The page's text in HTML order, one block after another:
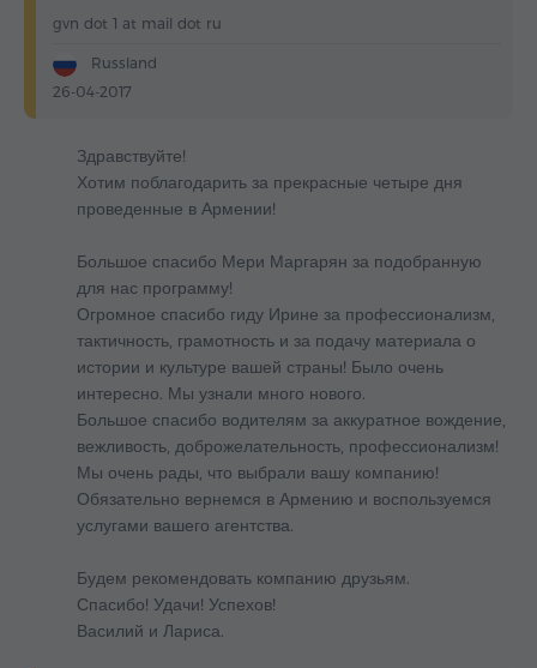
gvn dot 1 at mail dot ru
Russland
26-04-2017
Здравствуйте!
Хотим поблагодарить за прекрасные четыре дня
проведенные в Армении!
Большое спасибо Мери Маргарян за подобранную
для нас программу!
Огромное спасибо гиду Ирине за профессионализм,
тактичность, грамотность и за подачу материала о
истории и культуре вашей страны! Было очень
интересно. Мы узнали много нового.
Большое спасибо водителям за аккуратное вождение,
вежливость, доброжелательность, профессионализм!
Мы очень рады, что выбрали вашу компанию!
Обязательно вернемся в Армению и воспользуемся
услугами вашего агентства.
Будем рекомендовать компанию друзьям.
Спасибо! Удачи! Успехов!
Василий и Лариса.